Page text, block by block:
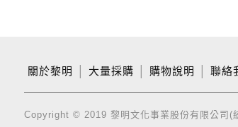
關於黎明 大量採購 購物說明 聯絡
Copyright © 2019 黎明文化事業股份有限公司(